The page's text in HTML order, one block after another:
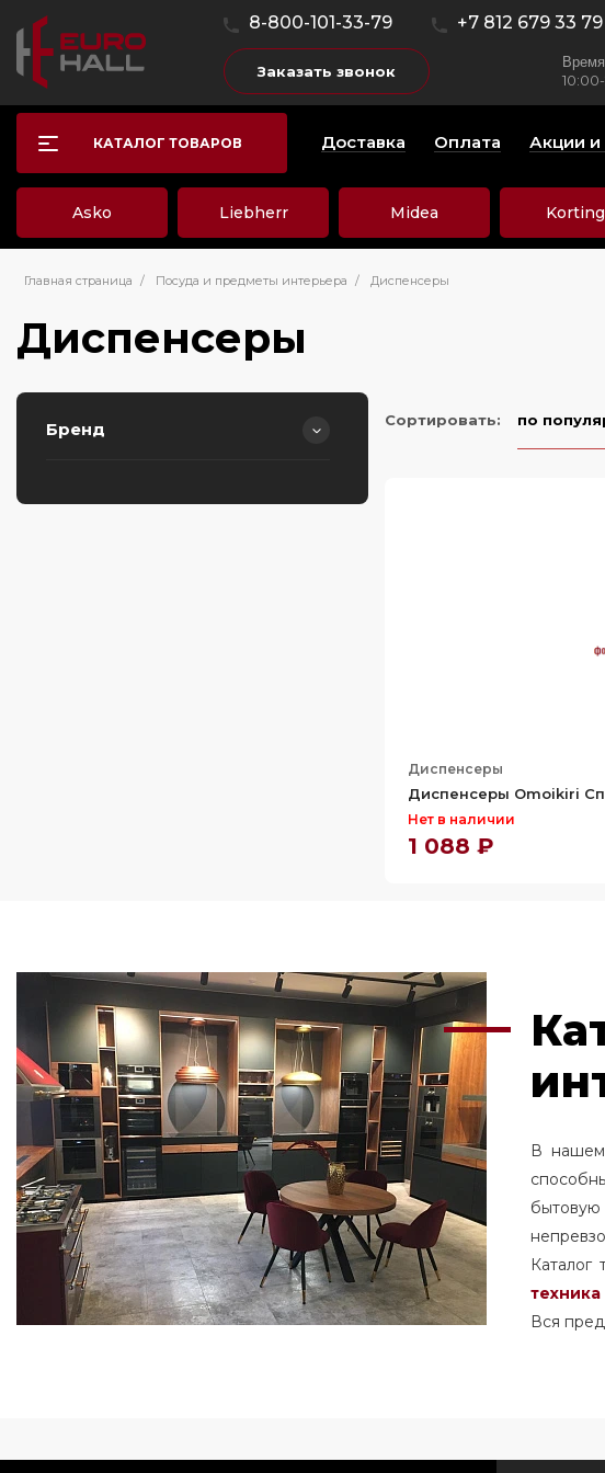
8-800-101-33-79 +7 812 679 33 79
Заказать звонок
КАТАЛОГ ТОВАРОВ Доставка Оплата Акции и
Asko Liebherr Midea Korting
Главная страница / Посуда и предметы интерьера / Диспенсеры
Диспенсеры
Бренд
Omoikiri
Сортировать: по
Диспенсеры
Диспенсеры Omoikiri
Нет в наличии
1 088 ₽
В нашем
Каталог
Вся